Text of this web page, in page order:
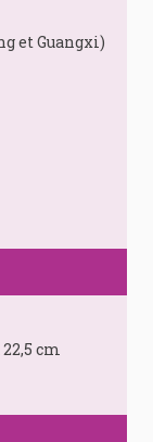
et Guangxi)
cm